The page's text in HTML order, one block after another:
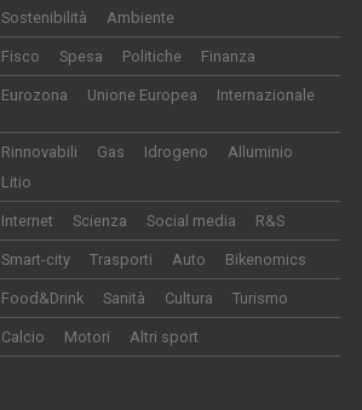
Sostenibilità Ambiente
Fisco Spesa Politiche Finanza
Eurozona Unione Europea Internazionale
Rinnovabili Gas Idrogeno
Alluminio
Litio
Internet Scienza Social media R&S
Smart-city Trasporti Auto Bikenomics
Food&Drink Sanità Cultura Turismo
Calcio Motori Altri sport